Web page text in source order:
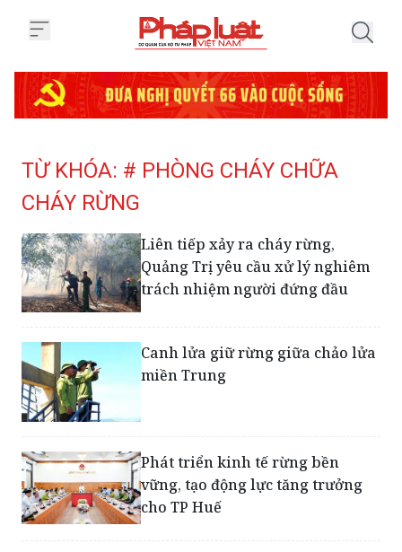
TỪ KHÓA: # PHÒNG CHÁY CHỮA
CHÁY RỪNG
Liên tiếp xảy ra cháy rừng,
Quảng Trị yêu cầu xử lý nghiêm
trách nhiệm người đứng đầu
Canh lửa giữ rừng giữa chảo lửa
miền Trung
Phát triển kinh tế rừng bền
vững, tạo động lực tăng trưởng
cho TP Huế